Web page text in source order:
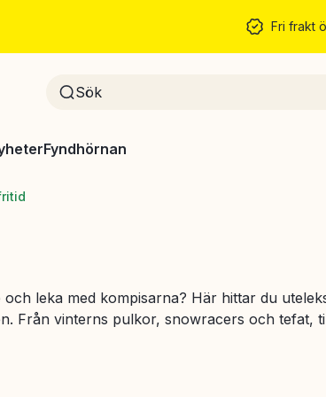
Fri frakt
Fyndhörnan
leka med kompisarna? Här hittar du
Från vinterns pulkor, snowracers och tefat,
för alla årstider.